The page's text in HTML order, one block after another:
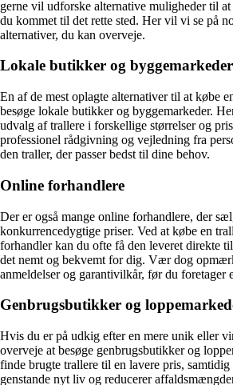
gerne vil udforske alternative muligheder til
du kommet til det rette sted. Her vil vi se på
alternativer, du kan overveje.
Lokale butikker og byggemarkeder
En af de mest oplagte alternativer til at købe
besøge lokale butikker og byggemarkeder.
udvalg af trallere i forskellige størrelser og
professionel rådgivning og vejledning fra
den traller, der passer bedst til dine behov.
Online forhandlere
Der er også mange online forhandlere, der
konkurrencedygtige priser. Ved at købe en
forhandler kan du ofte få den leveret direkte
det nemt og bekvemt for dig. Vær dog
anmeldelser og garantivilkår, før du foretager
Genbrugsbutikker og
Hvis du er på udkig efter en mere unik eller
overveje at besøge genbrugsbutikker og
finde brugte trallere til en lavere pris,
genstande nyt liv og reducerer